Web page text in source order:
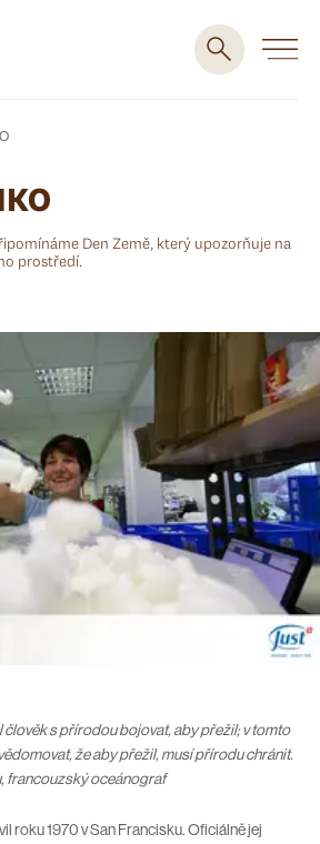
Den Země, který upozorňuje na
prostředí.
člověk s přírodou bojovat, aby přežil; v tomto
že aby přežil, musí přírodu chránit.
francouzský oceánograf
roku 1970 v San Francisku. Oficiálně jej